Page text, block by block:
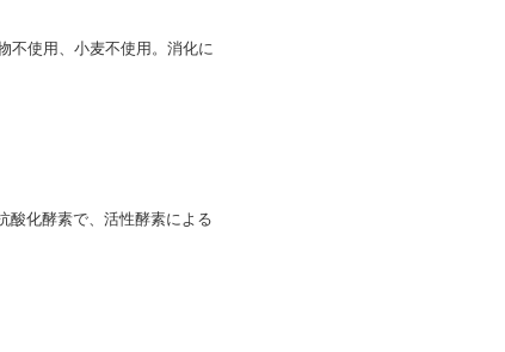
不使用、小麦不使用。消化に
酸化酵素で、活性酵素による